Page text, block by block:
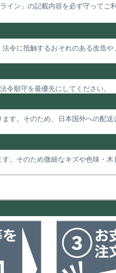
ン」の記載内容を必ず守ってご
令に抵触するおそれのある改造
順守を最優先にしてください。
す。そのため、日本国外への配
。そのため微細なキズや色味・